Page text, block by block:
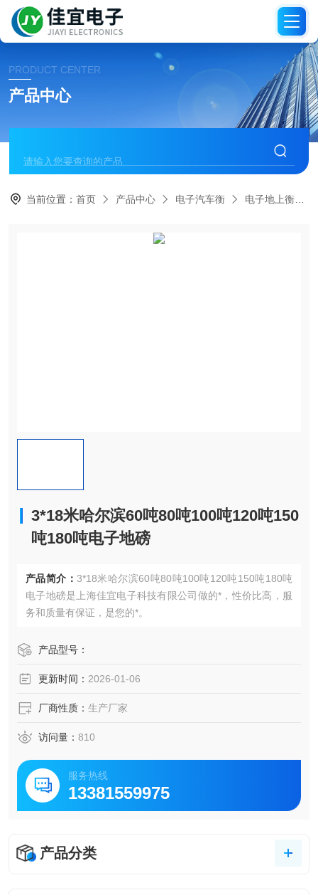
PRODUCT CENTER
产品中心
当前位置：首页 产品中心 电子汽车衡 电子地上衡
3*18米哈尔滨60吨80吨100吨120吨150
吨180吨电子地磅
产品简介： 3*18米哈尔滨60吨80吨100吨120吨150吨180吨
电子地磅是上海佳宜电子科技有限公司做的*，性价比高，服
务和质量有保证，是您的*。
产品型号：
更新时间： 2026-01-06
厂商性质： 生产厂家
访问量： 810
服务热线
13381559975
产品分类